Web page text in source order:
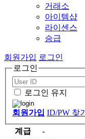
거래소
아이템샵
라이센스
승급
회원가입 로그인
로그인
로그인 유지
회원가입 ID/PW 찾기
계급
-